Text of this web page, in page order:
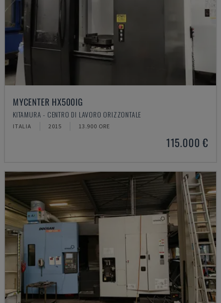
MYCENTER HX500IG
KITAMURA - CENTRO DI LAVORO ORIZZONTALE
ITALIA 2015 13.900 ORE
115.000 €